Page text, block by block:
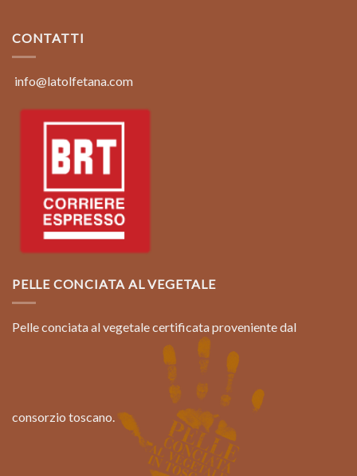
CONTATTI
info@latolfetana.com
PELLE CONCIATA AL VEGETALE
Pelle conciata al vegetale certificata proveniente dal
consorzio toscano.